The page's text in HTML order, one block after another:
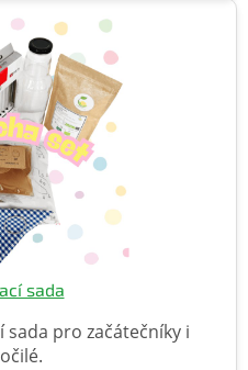
sada
pro začátečníky i